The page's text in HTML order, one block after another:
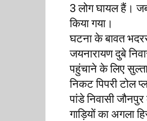
3 लोग घायल हैं।
किया गया।
घटना के बावत
जयनारायण दुबे
पहुंचाने के लिए
निकट पिपरी टोल
पांडे निवासी
गाड़ियों का अगला